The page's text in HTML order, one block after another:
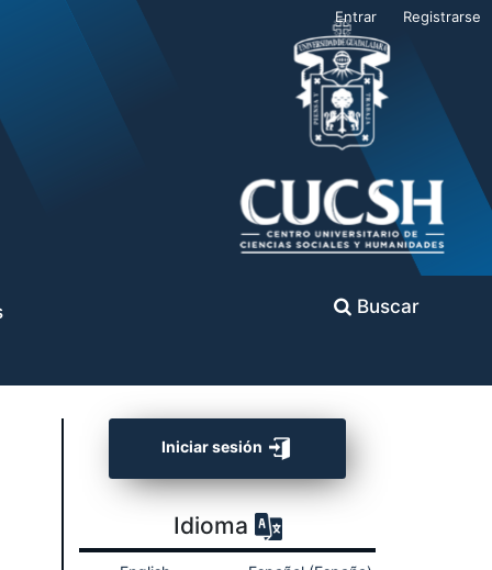
Buscar
Entrar Registrarse
Iniciar sesión
Idioma